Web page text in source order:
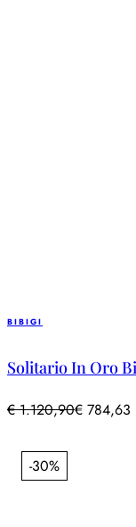
BIBIGI
Solitario In Oro
€1.120,90€ 784,63
-30%